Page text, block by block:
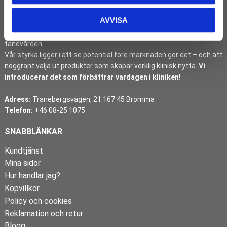
AVVISA
etablerat banbrytande dentalinnovationer på den svenska
Vi är inte en volymaktör. Vi är en strategisk innovationspartner för
tandvården.
Vår styrka ligger i att se potential före marknaden gör det – och att
noggrant välja ut produkter som skapar verklig klinisk nytta. Vi
introducerar det som förbättrar vardagen i kliniken!
Adress: Tranebergsvägen, 21 167 45 Bromma
Telefon: +46 08-25 1075
SNABBLÄNKAR
Kundtjänst
Mina sidor
Hur handlar jag?
Köpvillkor
Policy och cookies
Reklamation och retur